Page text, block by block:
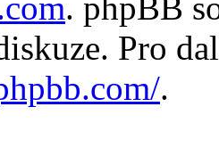
. phpBB
Pro
.